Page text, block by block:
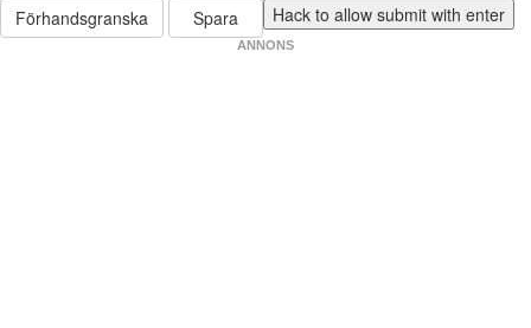
Förhandsgranska Spara
ANNONS